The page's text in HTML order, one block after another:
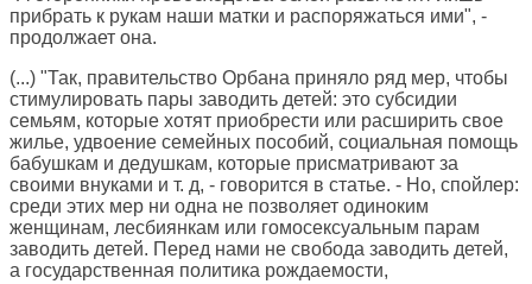
прибрать к рукам наши матки и распоряжаться ими", -
продолжает она.
(...) "Так, правительство Орбана приняло ряд мер, чтобы
стимулировать пары заводить детей: это субсидии
семьям, которые хотят приобрести или расширить свое
жилье, удвоение семейных пособий, социальная помощь
бабушкам и дедушкам, которые присматривают за
своими внуками и т. д, - говорится в статье. - Но, спойлер:
среди этих мер ни одна не позволяет одиноким
женщинам, лесбиянкам или гомосексуальным парам
заводить детей. Перед нами не свобода заводить детей,
а государственная политика рождаемости,